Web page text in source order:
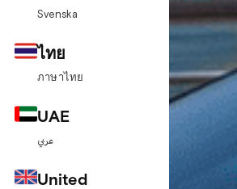
Svenska
ไทย
ภาษาไทย
UAE
عربي
United